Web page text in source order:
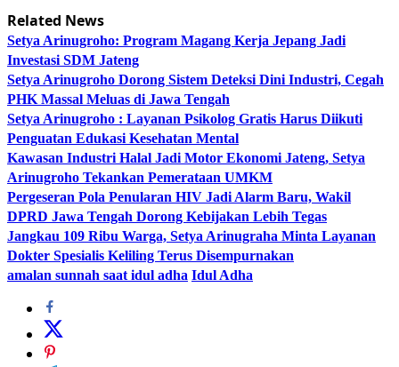
Related News
Setya Arinugroho: Program Magang Kerja Jepang Jadi
Investasi SDM Jateng
Setya Arinugroho Dorong Sistem Deteksi Dini Industri, Cegah
PHK Massal Meluas di Jawa Tengah
Setya Arinugroho : Layanan Psikolog Gratis Harus Diikuti
Penguatan Edukasi Kesehatan Mental
Kawasan Industri Halal Jadi Motor Ekonomi Jateng, Setya
Arinugroho Tekankan Pemerataan UMKM
Pergeseran Pola Penularan HIV Jadi Alarm Baru, Wakil
DPRD Jawa Tengah Dorong Kebijakan Lebih Tegas
Jangkau 109 Ribu Warga, Setya Arinugraha Minta Layanan
Dokter Spesialis Keliling Terus Disempurnakan
amalan sunnah saat idul adha Idul Adha